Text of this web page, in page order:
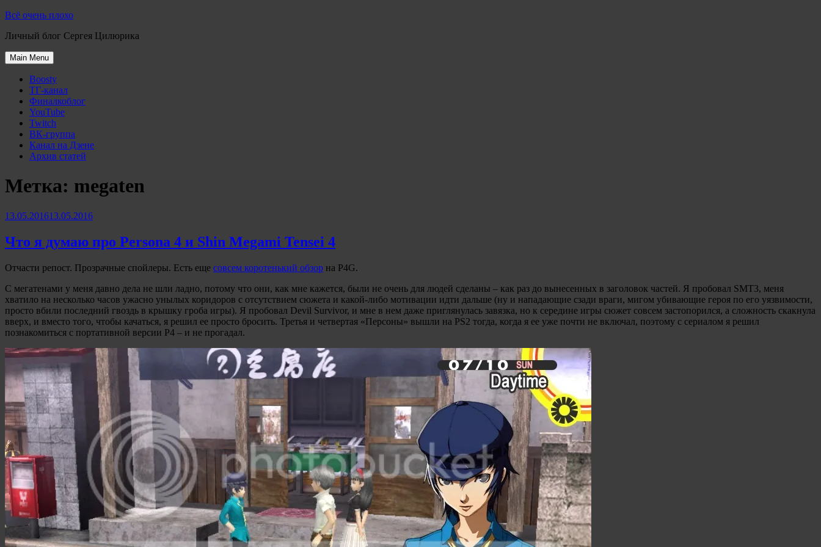
Skip
content
Всё очень плохо
Личный блог Сергея Цилюрика
Main Menu
Boosty
ТГ-канал
Финалкоблог
YouTube
Twitch
ВК-группа
Канал на Дзене
Архив статей
Метка: megaten
13.05.201613.05.2016
Что я думаю про Persona 4 и Shin Megami Tensei 4
Отчасти репост. Прозрачные спойлеры. Есть еще совсем коротенький обзор на P4G.
С мегатенами у меня давно дела не шли ладно, потому что они, как мне кажется, были не очень для людей сделаны – как раз до вынесенных в заголовок частей. Я пробовал SMT3, меня
хватило на несколько часов ужасно унылых коридоров с отсутствием сюжета и какой-либо мотивации идти дальше (ну и нападающие сзади враги, мигом убивающие героя по его уязвимости,
просто вбили последний гвоздь в крышку гроба игры). Я пробовал Devil Survivor, и мне в нем даже приглянулась завязка, но к середине игры сюжет совсем застопорился, а сложность скакнула
вверх, и вместо того, чтобы качаться, я решил ее просто бросить. Третья и четвертая «Персоны» вышли на PS2 тогда, когда я ее уже почти не включал, поэтому с сериалом я решил
познакомиться с портативной версии P4 – и не прогадал.